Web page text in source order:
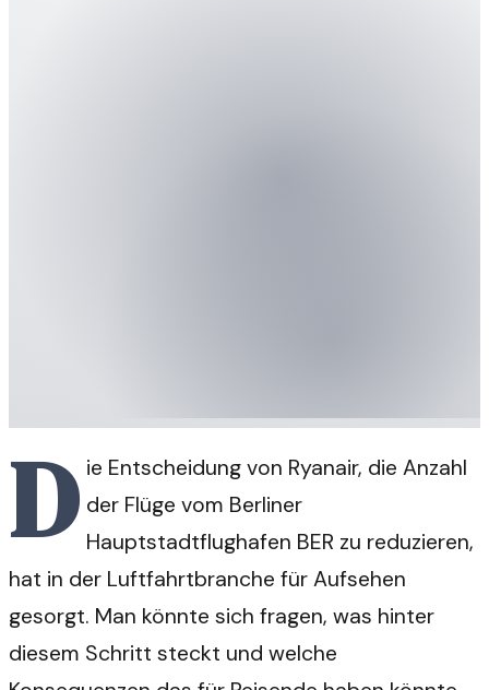
D ie Entscheidung von Ryanair, die Anzahl
der Flüge vom Berliner
Hauptstadtflughafen BER zu reduzieren,
hat in der Luftfahrtbranche für Aufsehen
gesorgt. Man könnte sich fragen, was hinter
diesem Schritt steckt und welche